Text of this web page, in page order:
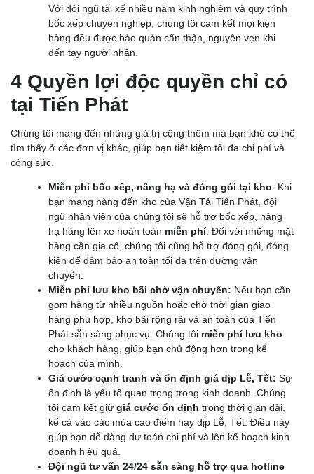
Với đội ngũ tài xế nhiều năm kinh nghiệm và quy trình
bốc xếp chuyên nghiệp, chúng tôi cam kết mọi kiện
hàng đều được bảo quản cẩn thận, nguyên vẹn khi
đến tay người nhận.
4 Quyền lợi độc quyền chỉ có
tại Tiến Phát
Chúng tôi mang đến những giá trị cộng thêm mà bạn khó có thể
tìm thấy ở các đơn vị khác, giúp bạn tiết kiệm tối đa chi phí và
công sức.
Miễn phí bốc xếp, nâng hạ và đóng gói tại kho: Khi
bạn mang hàng đến kho của Vận Tải Tiến Phát, đội
ngũ nhân viên của chúng tôi sẽ hỗ trợ bốc xếp, nâng
hạ hàng lên xe hoàn toàn miễn phí. Đối với những mặt
hàng cần gia cố, chúng tôi cũng hỗ trợ đóng gói, đóng
kiện để đảm bảo an toàn tối đa trên đường vận
chuyển.
Miễn phí lưu kho bãi chờ vận chuyển: Nếu bạn cần
gom hàng từ nhiều nguồn hoặc chờ thời gian giao
hàng phù hợp, kho bãi rộng rãi và an toàn của Tiến
Phát sẵn sàng phục vụ. Chúng tôi miễn phí lưu kho
cho khách hàng, giúp bạn chủ động hơn trong kế
hoạch của mình.
Giá cước cạnh tranh và ổn định giá dịp Lễ, Tết: Sự
ổn định là yếu tố quan trọng trong kinh doanh. Chúng
tôi cam kết giữ giá cước ổn định trong thời gian dài,
kể cả vào các mùa cao điểm hay dịp Lễ, Tết. Điều này
giúp bạn dễ dàng dự toán chi phí và lên kế hoạch kinh
doanh hiệu quả.
Đội ngũ tư vấn 24/24 sẵn sàng hỗ trợ qua hotline